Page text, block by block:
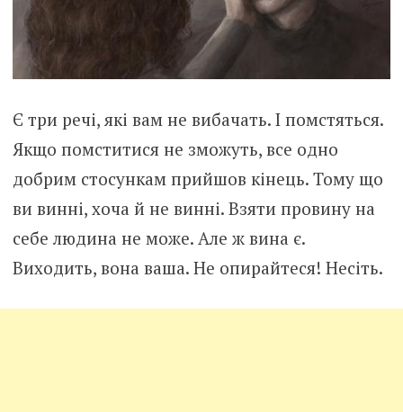
Є три речі, які вам не вибачать. І помстяться.
Якщо помститися не зможуть, все одно
добрим стосункам прийшов кінець. Тому що
ви винні, хоча й не винні. Взяти провину на
себе людина не може. Але ж вина є.
Виходить, вона ваша. Не опирайтеся! Несіть.